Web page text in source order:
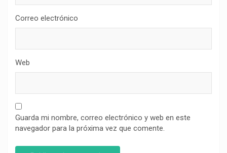
Correo electrónico
Web
Guarda mi nombre, correo electrónico y web en este
navegador para la próxima vez que comente.